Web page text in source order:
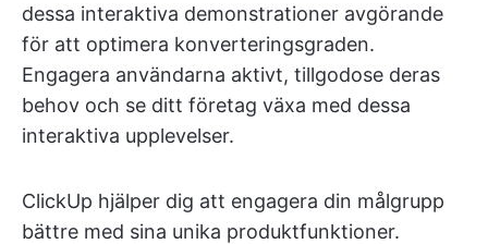
dessa interaktiva demonstrationer avgörande
för att optimera konverteringsgraden.
Engagera användarna aktivt, tillgodose deras
behov och se ditt företag växa med dessa
interaktiva upplevelser.
ClickUp hjälper dig att engagera din målgrupp
bättre med sina unika produktfunktioner.